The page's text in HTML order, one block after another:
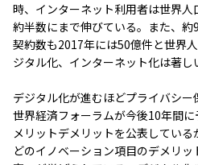
時、インターネット利用者は世界
約半数にまで伸びている。また、
契約数も2017年には50億件と世界
ジタル化、インターネット化は著し
デジタル化が進むほどプライバシ
世界経済フォーラムが今後10年間
メリットデメリットを公表してい
どのイノベーション項目のデメリ